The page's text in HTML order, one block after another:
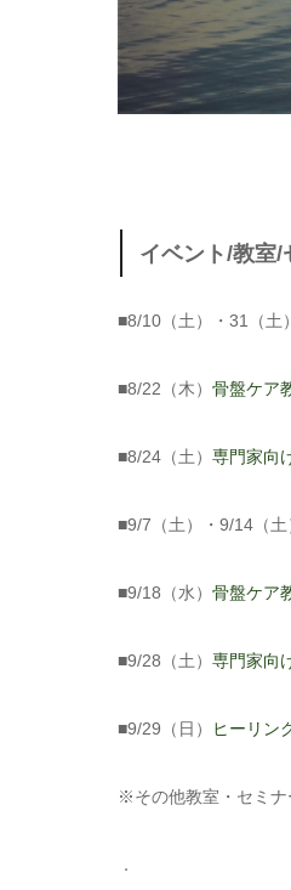
イベント/教室/
■8/10（土）・31（土）
■8/22（木） 骨盤ケア
■8/24（土） 専門家向
■9/7（土）・9/14（土
■9/18（水） 骨盤ケア
■9/28（土） 専門家向
■9/29（日） ヒーリン
※その他教室・セミナ
．